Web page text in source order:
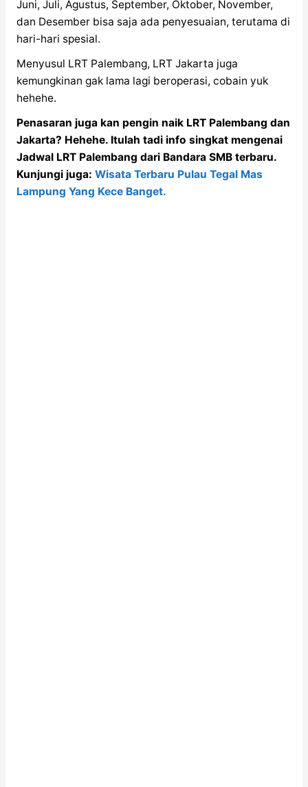
Juni, Juli, Agustus, September, Oktober, November,
dan Desember bisa saja ada penyesuaian, terutama di
hari-hari spesial.
Menyusul LRT Palembang, LRT Jakarta juga
kemungkinan gak lama lagi beroperasi, cobain yuk
hehehe.
Penasaran juga kan pengin naik LRT Palembang dan
Jakarta? Hehehe. Itulah tadi info singkat mengenai
Jadwal LRT Palembang dari Bandara SMB terbaru.
Kunjungi juga: Wisata Terbaru Pulau Tegal Mas
Lampung Yang Kece Banget.